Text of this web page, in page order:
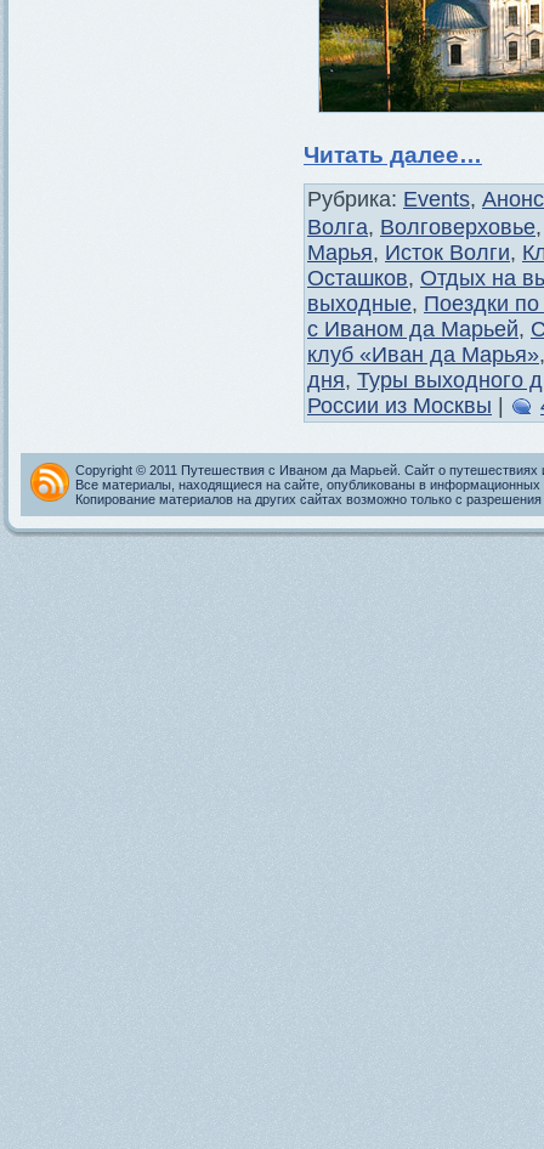
Читать далее…
Рубрика: Events,
Волга, Волговерховье
Марья, Исток Волги,
Осташков, Отдых на
выходные, Поездки
с Иваном да Марьей,
клуб «Иван да Марья»
дня, Туры выходного
России из Москвы |
Copyright © 2011 Путешествия с Иваном да Марьей. Сайт о путешествиях
Все материалы, находящиеся на сайте, опубликованы в информационных
Копирование материалов на других сайтах возможно только с разрешения